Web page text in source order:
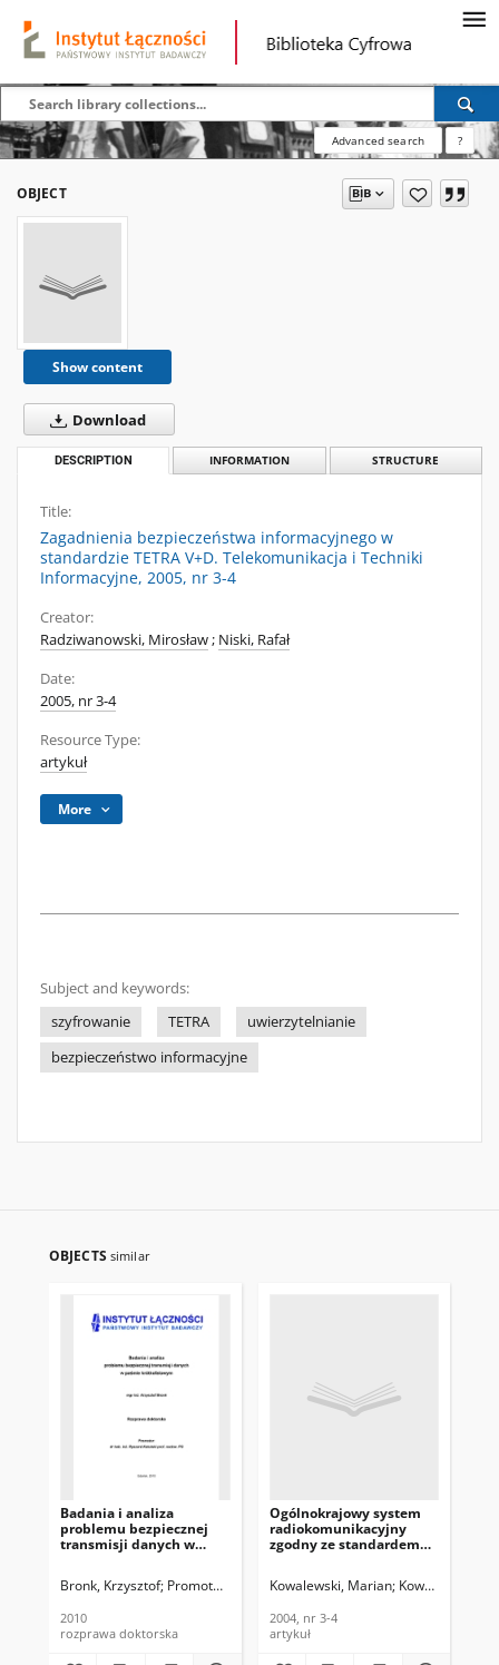
Advanced search ?
OBJECT
Show content
Download
DESCRIPTION INFORMATION STRUCTURE
Title:
Zagadnienia bezpieczeństwa informacyjnego w
standardzie TETRA V+D. Telekomunikacja i Techniki
Informacyjne, 2005, nr 3-4
Creator:
Radziwanowski, Mirosław; Niski, Rafał
Date:
2005, nr 3-4
Resource Type:
artykuł
More
Subject and keywords:
szyfrowanie
TETRA
uwierzytelnianie
bezpieczeństwo informacyjne
OBJECTS similar
Badania i analiza
problemu bezpiecznej
transmisji danych w
Bronk, Krzysztof Promotor: dr hab. inż. Ryszard Katulski
2010
rozprawa doktorska
Ogólnokrajowy system
radiokomunikacyjny
zgodny ze standardem
2004, nr 3-4
Kowalewski, Marian Kowalczyk,
2004, nr 3-4
artykuł